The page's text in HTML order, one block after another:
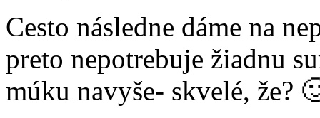
Cesto následne dáme na
preto nepotrebuje žiadnu
múku navyše- skvelé, že?